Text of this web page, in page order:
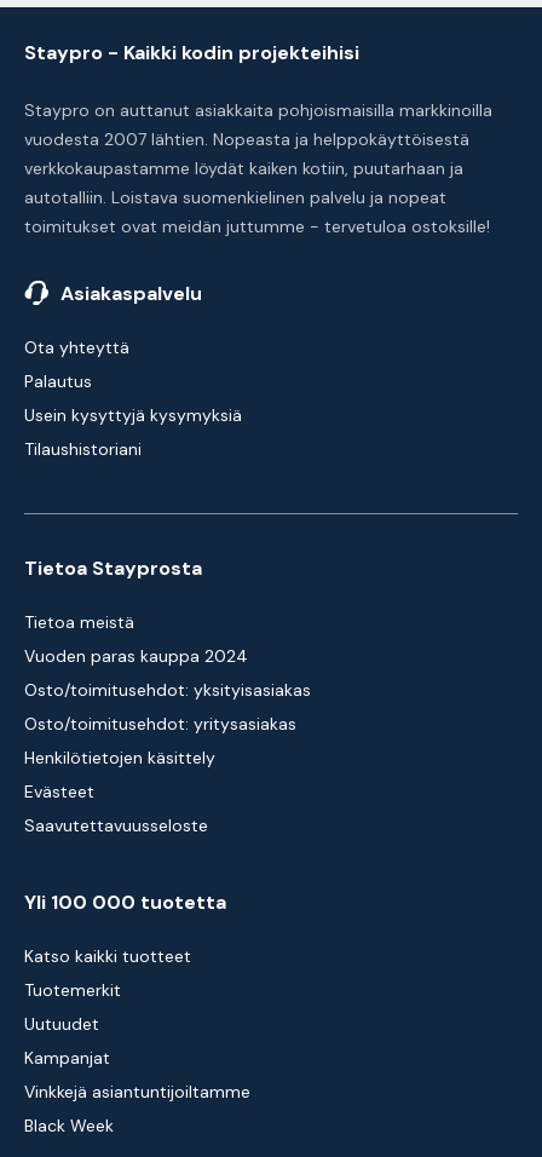
Staypro - Kaikki kodin projekteihisi
Staypro on auttanut asiakkaita pohjoismaisilla markkinoilla
vuodesta 2007 lähtien. Nopeasta ja helppokäyttöisestä
verkkokaupastamme löydät kaiken kotiin, puutarhaan ja
autotalliin. Loistava suomenkielinen palvelu ja nopeat
toimitukset ovat meidän juttumme - tervetuloa ostoksille!
Asiakaspalvelu
Ota yhteyttä
Palautus
Usein kysyttyjä kysymyksiä
Tilaushistoriani
Tietoa Stayprosta
Tietoa meistä
Vuoden paras kauppa 2024
Osto/toimitusehdot: yksityisasiakas
Osto/toimitusehdot: yritysasiakas
Henkilötietojen käsittely
Evästeet
Saavutettavuusseloste
Yli 100 000 tuotetta
Katso kaikki tuotteet
Tuotemerkit
Uutuudet
Kampanjat
Vinkkejä asiantuntijoiltamme
Black Week